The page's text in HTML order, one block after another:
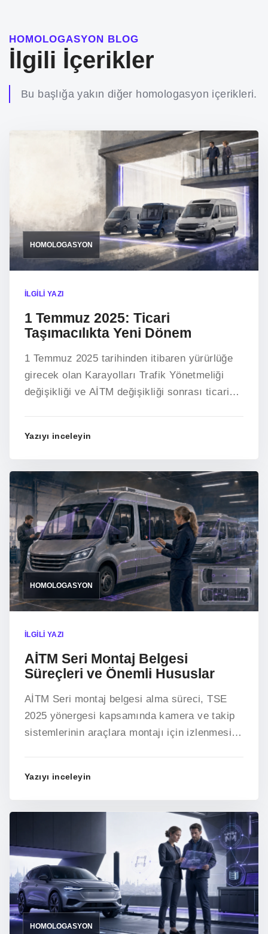
HOMOLOGASYON BLOG
İlgili İçerikler
Bu başlığa yakın diğer homologasyon içerikleri.
HOMOLOGASYON
İLGILI YAZI
1 Temmuz 2025: Ticari
Taşımacılıkta Yeni Dönem
1 Temmuz 2025 tarihinden itibaren yürürlüğe
girecek olan Karayolları Trafik Yönetmeliği
değişikliği ve AİTM değişikliği sonrası ticari
Yazıyı inceleyin
HOMOLOGASYON
İLGILI YAZI
AİTM Seri Montaj Belgesi
Süreçleri ve Önemli Hususlar
AİTM Seri montaj belgesi alma süreci, TSE
2025 yönergesi kapsamında kamera ve takip
sistemlerinin araçlara montajı için izlenmesi
Yazıyı inceleyin
HOMOLOGASYON